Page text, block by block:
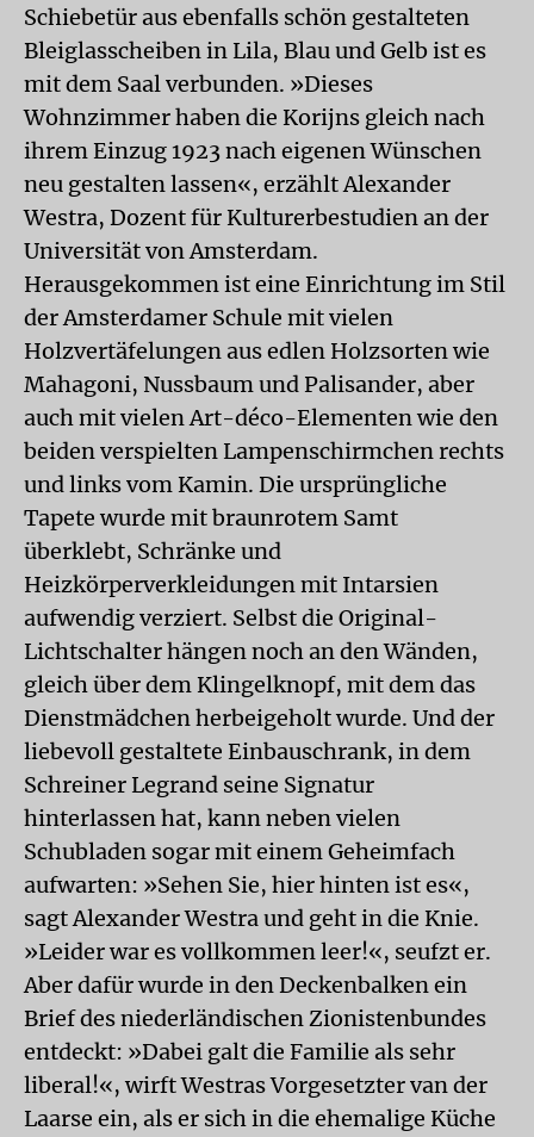
Schiebetür aus ebenfalls schön gestalteten
Bleiglasscheiben in Lila, Blau und Gelb ist es
mit dem Saal verbunden. »Dieses
Wohnzimmer haben die Korijns gleich nach
ihrem Einzug 1923 nach eigenen Wünschen
neu gestalten lassen«, erzählt Alexander
Westra, Dozent für Kulturerbestudien an der
Universität von Amsterdam.
Herausgekommen ist eine Einrichtung im Stil
der Amsterdamer Schule mit vielen
Holzvertäfelungen aus edlen Holzsorten wie
Mahagoni, Nussbaum und Palisander, aber
auch mit vielen Art-déco-Elementen wie den
beiden verspielten Lampenschirmchen rechts
und links vom Kamin. Die ursprüngliche
Tapete wurde mit braunrotem Samt
überklebt, Schränke und
Heizkörperverkleidungen mit Intarsien
aufwendig verziert. Selbst die Original-
Lichtschalter hängen noch an den Wänden,
gleich über dem Klingelknopf, mit dem das
Dienstmädchen herbeigeholt wurde. Und der
liebevoll gestaltete Einbauschrank, in dem
Schreiner Legrand seine Signatur
hinterlassen hat, kann neben vielen
Schubladen sogar mit einem Geheimfach
aufwarten: »Sehen Sie, hier hinten ist es«,
sagt Alexander Westra und geht in die Knie.
»Leider war es vollkommen leer!«, seufzt er.
Aber dafür wurde in den Deckenbalken ein
Brief des niederländischen Zionistenbundes
entdeckt: »Dabei galt die Familie als sehr
liberal!«, wirft Westras Vorgesetzter van der
Laarse ein, als er sich in die ehemalige Küche